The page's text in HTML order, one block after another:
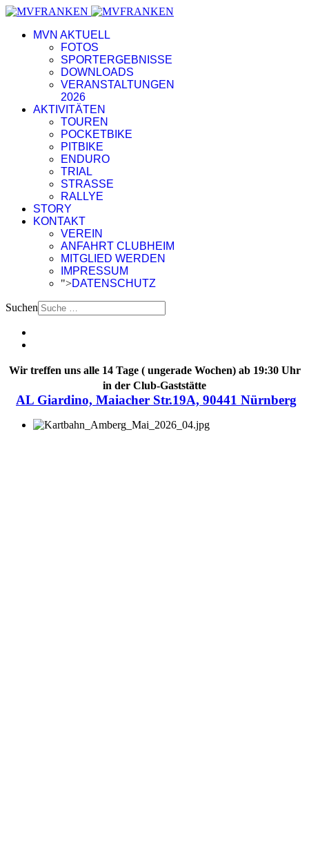
MVN AKTUELL
FOTOS
SPORTERGEBNISSE
DOWNLOADS
VERANSTALTUNGEN
2026
AKTIVITÄTEN
TOUREN
POCKETBIKE
PITBIKE
ENDURO
TRIAL
STRASSE
RALLYE
STORY
KONTAKT
VEREIN
ANFAHRT CLUBHEIM
MITGLIED WERDEN
IMPRESSUM
">DATENSCHUTZ
Suchen
Wir treffen uns alle 14 Tage ( ungerade Wochen) ab 19:30 Uhr
in der Club-Gaststätte
AL Giardino, Maiacher Str.19A, 90441 Nürnberg